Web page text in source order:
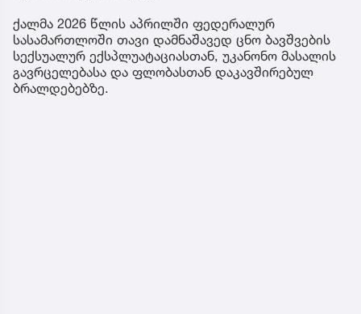
ქალმა 2026 წლის აპრილში ფედერალურ
სასამართლოში თავი დამნაშავედ ცნო ბავშვების
სექსუალურ ექსპლუატაციასთან, უკანონო მასალის
გავრცელებასა და ფლობასთან დაკავშირებულ
ბრალდებებზე.